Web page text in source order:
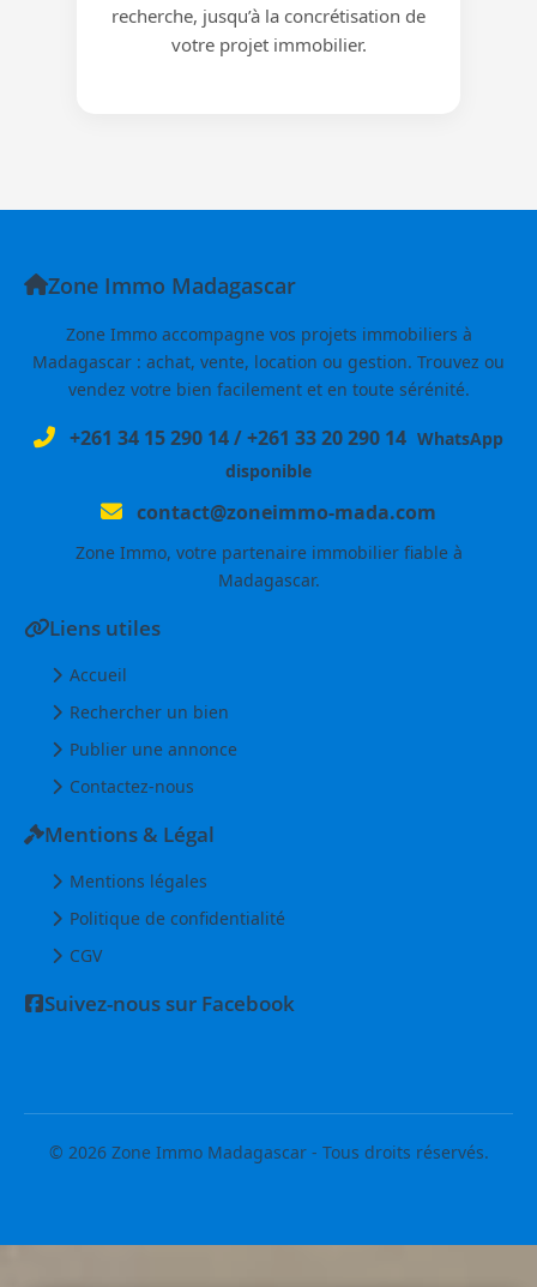
recherche, jusqu’à la concrétisation de
votre projet immobilier.
Zone Immo Madagascar
Zone Immo accompagne vos projets immobiliers à
Madagascar : achat, vente, location ou gestion. Trouvez ou
vendez votre bien facilement et en toute sérénité.
+261 34 15 290 14/+261 33 20 290 14 WhatsApp
disponible
contact@zoneimmo-mada.com
Zone Immo, votre partenaire immobilier fiable à
Madagascar.
Liens utiles
Accueil
Rechercher un bien
Publier une annonce
Contactez-nous
Mentions & Légal
Mentions légales
Politique de confidentialité
CGV
Suivez-nous sur Facebook
© 2026 Zone Immo Madagascar - Tous droits réservés.